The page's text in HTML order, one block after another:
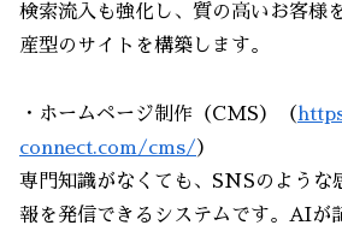
検索流入も強化し、質の高いお客様
産型のサイトを構築します。
・ホームページ制作（CMS）（
connect.com/cms/）
専門知識がなくても、SNSのような
報を発信できるシステムです。AIが